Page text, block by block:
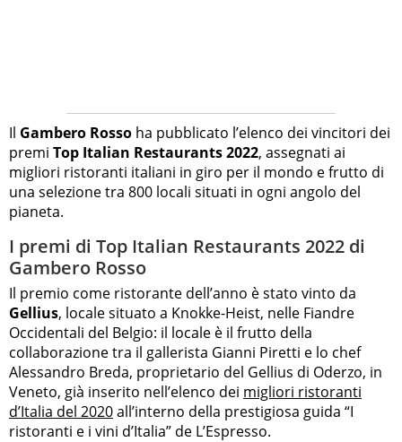
Il Gambero Rosso ha pubblicato l’elenco dei vincitori dei
premi Top Italian Restaurants 2022, assegnati ai
migliori ristoranti italiani in giro per il mondo e frutto di
una selezione tra 800 locali situati in ogni angolo del
pianeta.
I premi di Top Italian Restaurants 2022 di
Gambero Rosso
Il premio come ristorante dell’anno è stato vinto da
Gellius, locale situato a Knokke-Heist, nelle Fiandre
Occidentali del Belgio: il locale è il frutto della
collaborazione tra il gallerista Gianni Piretti e lo chef
Alessandro Breda, proprietario del Gellius di Oderzo, in
Veneto, già inserito nell’elenco dei migliori ristoranti
d’Italia del 2020all’interno della prestigiosa guida “I
ristoranti e i vini d’Italia” de L’Espresso.